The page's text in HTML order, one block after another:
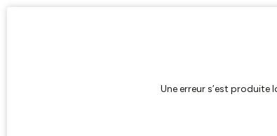
Une erreur s’est produite